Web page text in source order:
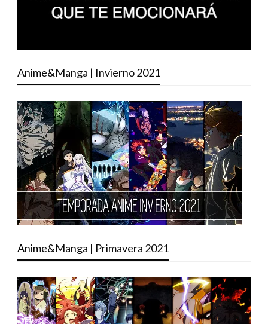
Anime&Manga | Invierno 2021
Anime&Manga | Primavera 2021